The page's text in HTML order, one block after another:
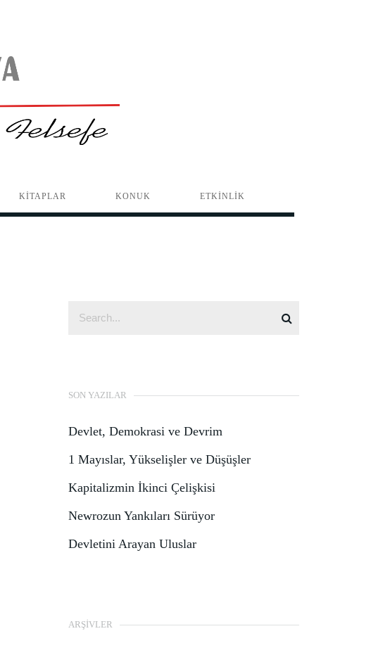
KİTAPLAR KONUK ETKİNLİK
SON YAZILAR
Devlet, Demokrasi ve Devrim
1 Mayıslar, Yükselişler ve Düşüşler
Kapitalizmin İkinci Çelişkisi
Newrozun Yankıları Sürüyor
Devletini Arayan Uluslar
ARŞIVLER